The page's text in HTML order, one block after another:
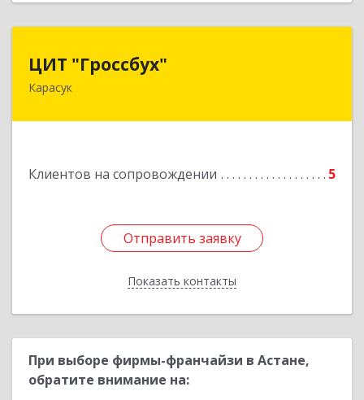
ЦИТ "Гроссбух"
Карасук
Клиентов на сопровождении 5
Отправить заявку
Показать контакты
632861, Новосибирская обл, Карасукский р-н,
Отправить заявку
Назад
При выборе фирмы-франчайзи в Астане,
обратите внимание на: